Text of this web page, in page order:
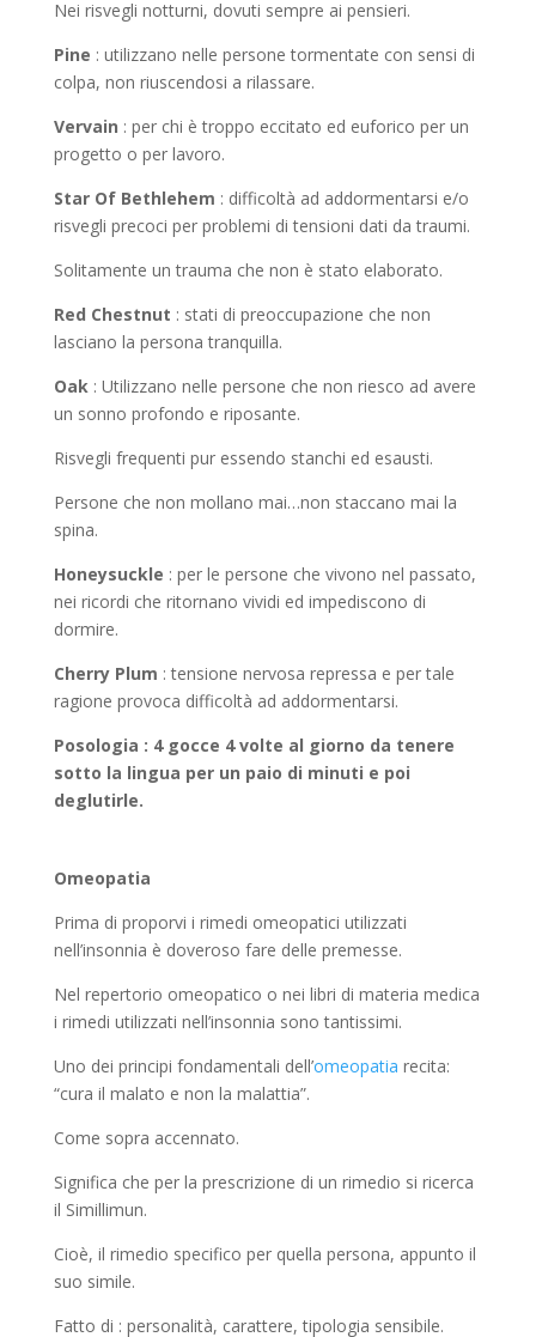
Nei risvegli notturni, dovuti sempre ai pensieri.
Pine : utilizzano nelle persone tormentate con sensi di
colpa, non riuscendosi a rilassare.
Vervain : per chi è troppo eccitato ed euforico per un
progetto o per lavoro.
Star Of Bethlehem : difficoltà ad addormentarsi e/o
risvegli precoci per problemi di tensioni dati da traumi.
Solitamente un trauma che non è stato elaborato.
Red Chestnut : stati di preoccupazione che non
lasciano la persona tranquilla.
Oak : Utilizzano nelle persone che non riesco ad avere
un sonno profondo e riposante.
Risvegli frequenti pur essendo stanchi ed esausti.
Persone che non mollano mai…non staccano mai la
spina.
Honeysuckle : per le persone che vivono nel passato,
nei ricordi che ritornano vividi ed impediscono di
dormire.
Cherry Plum : tensione nervosa repressa e per tale
ragione provoca difficoltà ad addormentarsi.
Posologia : 4 gocce 4 volte al giorno da tenere
sotto la lingua per un paio di minuti e poi
deglutirle.
Omeopatia
Prima di proporvi i rimedi omeopatici utilizzati
nell’insonnia è doveroso fare delle premesse.
Nel repertorio omeopatico o nei libri di materia medica
i rimedi utilizzati nell’insonnia sono tantissimi.
Uno dei principi fondamentali dell’omeopatia recita:
“cura il malato e non la malattia”.
Come sopra accennato.
Significa che per la prescrizione di un rimedio si ricerca
il Simillimun.
Cioè, il rimedio specifico per quella persona, appunto il
suo simile.
Fatto di : personalità, carattere, tipologia sensibile.